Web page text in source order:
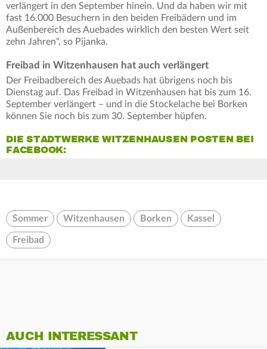
verlängert in den September hinein. Und da haben wir mit
fast 16.000 Besuchern in den beiden Freibädern und im
Außenbereich des Auebades wirklich den besten Wert seit
zehn Jahren", so Pijanka.
Freibad in Witzenhausen hat auch verlängert
Der Freibadbereich des Auebads hat übrigens noch bis
Dienstag auf. Das Freibad in Witzenhausen hat bis zum 16.
September verlängert – und in die Stockelache bei Borken
können Sie noch bis zum 30. September hüpfen.
DIE STADTWERKE WITZENHAUSEN POSTEN BEI
FACEBOOK:
Sommer Witzenhausen Borken Kassel
Freibad
AUCH INTERESSANT